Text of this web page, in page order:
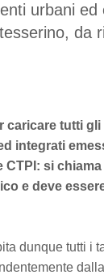
urbani ed
da
caricare tutti
integrati
CTPI: si
e deve
dunque tutti i